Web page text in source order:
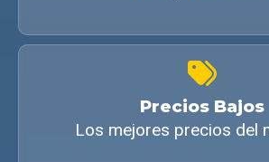
Precios Bajos
Los mejores precios del